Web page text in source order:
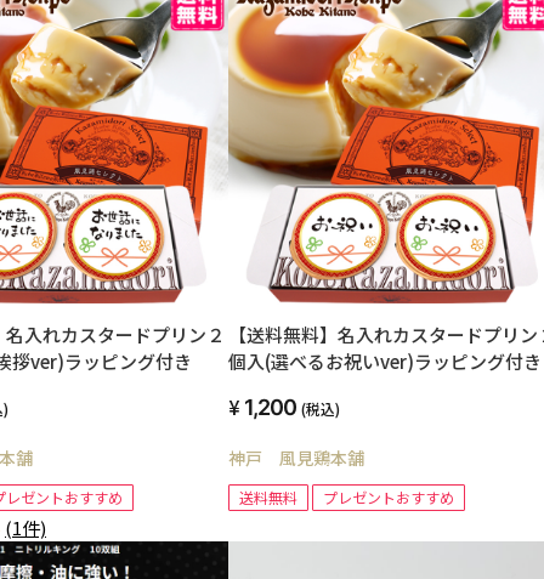
入れカスタードプリン２
拶ver)ラッピング付き
舗
レゼントおすすめ
(1件)
【送料無料】名入れカスタードプリン
個入(選べるお祝いver)ラッピング付き
1,200 (税込)
神戸 風見鶏本舗
送料無料 プレゼントおすすめ